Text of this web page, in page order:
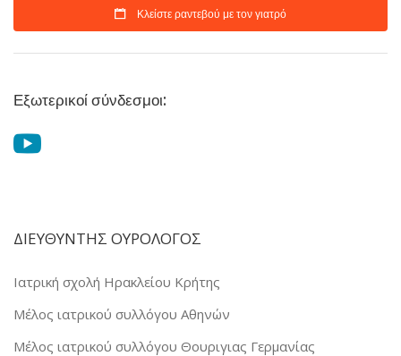
Κλείστε ραντεβού με τον γιατρό
Εξωτερικοί σύνδεσμοι:
ΔΙΕΥΘΥΝΤΗΣ ΟΥΡΟΛΟΓΟΣ
Ιατρική σχολή Ηρακλείου Κρήτης
Μέλος ιατρικού συλλόγου Αθηνών
Μέλος ιατρικού συλλόγου Θουριγιας Γερμανίας